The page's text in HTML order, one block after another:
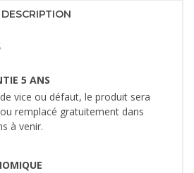
DESCRIPTION
5 ANS
vice ou défaut, le produit sera
remplacé gratuitement dans
à venir.